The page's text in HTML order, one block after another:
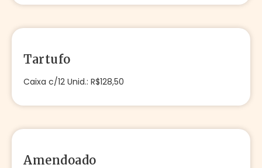
Tartufo
Caixa c/12 Unid.: R$128,50
Amendoado